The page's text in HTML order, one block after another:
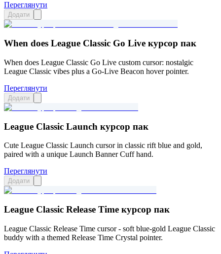
Переглянути
Додати
When does League Classic Go Live курсор пак
When does League Classic Go Live custom cursor: nostalgic
League Classic vibes plus a Go-Live Beacon hover pointer.
Переглянути
Додати
League Classic Launch курсор пак
Cute League Classic Launch cursor in classic rift blue and gold,
paired with a unique Launch Banner Cuff hand.
Переглянути
Додати
League Classic Release Time курсор пак
League Classic Release Time cursor - soft blue-gold League Classic
buddy with a themed Release Time Crystal pointer.